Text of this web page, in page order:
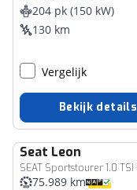
204 pk (150 kW)
130 km
Vergelijk
Bekijk details
Seat Leon
75.989 km